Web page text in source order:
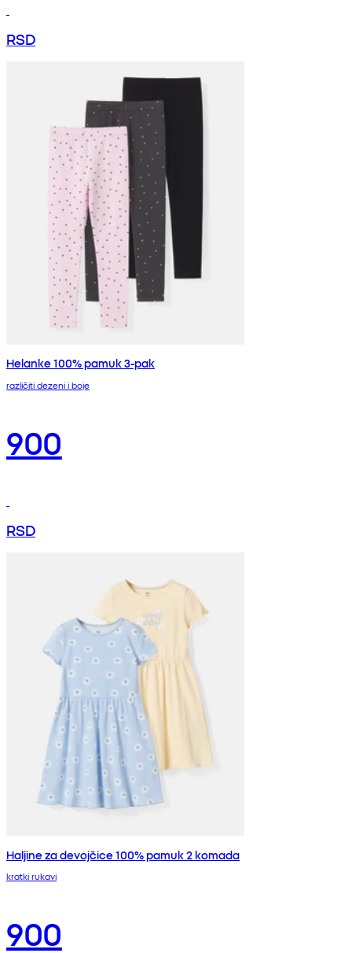
RSD
Helanke 100% pamuk 3-pak
različiti dezeni i boje
900
RSD
Haljine za devojčice 100% pamuk 2 komada
kratki rukavi
900